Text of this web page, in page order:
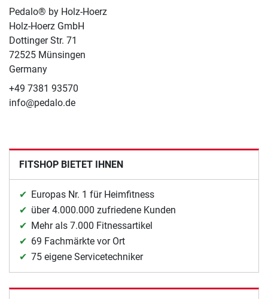
Pedalo® by Holz-Hoerz
Holz-Hoerz GmbH
Dottinger Str. 71
72525 Münsingen
Germany
+49 7381 93570
info@pedalo.de
FITSHOP BIETET IHNEN
Europas Nr. 1 für Heimfitness
über 4.000.000 zufriedene Kunden
Mehr als 7.000 Fitnessartikel
69 Fachmärkte vor Ort
75 eigene Servicetechniker